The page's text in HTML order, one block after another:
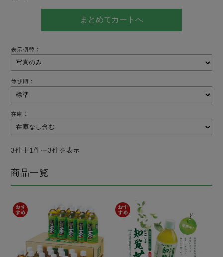
表示切替：
並び順：
在庫：
3件中1件〜3件を表示
商品一覧